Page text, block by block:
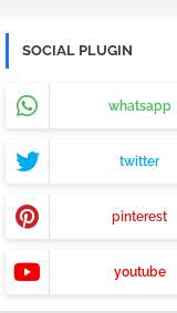
SOCIAL PLUGIN
whatsapp
twitter
pinterest
youtube